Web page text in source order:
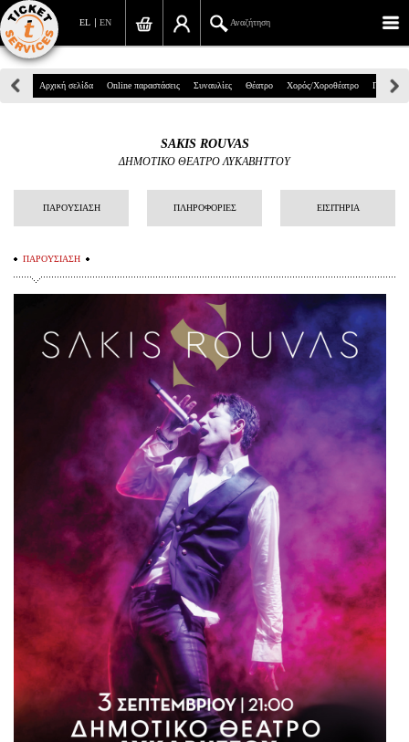
EN
EL Αναζήτηση
Πανεπιστημίου 39, Αθήνα
info@ticketservices.gr
Αναζήτηση
Σύνδεση/Εγγραφή
Αναζήτηση παραγγελίας
Προσωπικά Δεδομένα
Πληροφορίες
Είσοδος διαχειριστή
Αρχική σελίδα Online παραστάσεις Συναυλίες Θέατρο Χορός/Χοροθέατρο Παιδικά
SAKIS ROUVAS
ΔΗΜΟΤΙΚΟ ΘΕΑΤΡΟ ΛΥΚΑΒΗΤΤΟΥ
ΠΑΡΟΥΣΙΑΣΗ ΠΛΗΡΟΦΟΡΙΕΣ ΕΙΣΙΤΗΡΙΑ
ΠΑΡΟΥΣΙΑΣΗ